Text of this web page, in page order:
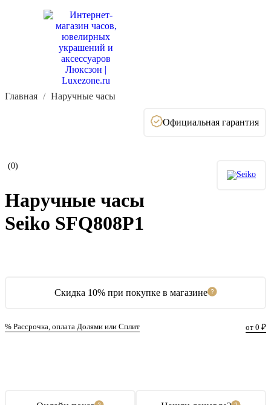
Главная Наручные часы
Официальная гарантия
(0)
Скидка 10% при покупке в магазине
% Рассрочка, оплата Долями или Сплит от 0 ₽
Наручные часы
Seiko SFQ808P1